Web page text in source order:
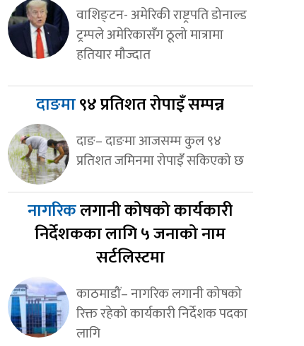
वाशिङ्टन- अमेरिकी राष्ट्रपति डोनाल्ड
ट्रम्पले अमेरिकासँग ठूलो मात्रामा
हतियार मौज्दात
दाङमा९४ प्रतिशत रोपाइँ सम्पन्न
दाङ– दाङमा आजसम्म कुल ९४
प्रतिशत जमिनमा रोपाइँ सकिएको छ
नागरिकलगानी कोषको कार्यकारी
निर्देशकका लागि ५ जनाको नाम
सर्टलिस्टमा
काठमाडौं– नागरिक लगानी कोषको
रिक्त रहेको कार्यकारी निर्देशक पदका
लागि